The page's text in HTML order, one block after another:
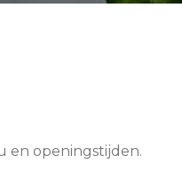
en openingstijden.